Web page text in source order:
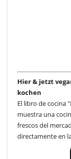
Hier & jetzt
kochen
El libro de cocina
muestra una
frescos del
directamente en